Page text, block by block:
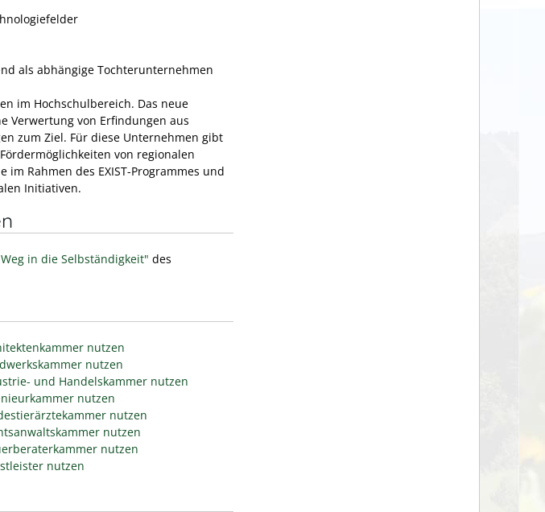
als abhängige Tochterunternehmen
im Hochschulbereich. Das neue
Verwertung von Erfindungen aus
zum Ziel. Für diese Unternehmen gibt
von regionalen
Rahmen des EXIST-Programmes und
Initiativen.
in die Selbständigkeit" des
nutzen
nutzen
und Handelskammer nutzen
nutzen
nutzen
nutzen
nutzen
nutzen